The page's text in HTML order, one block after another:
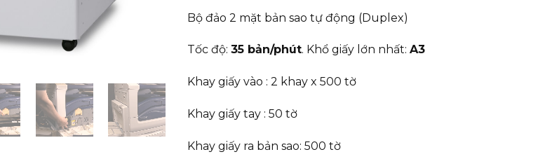
Bộ đảo 2 mặt bản sao tự động (Duplex)
Tốc độ: 35 bản/phút. Khổ giấy lớn nhất: A3
Khay giấy vào : 2 khay x 500 tờ
Khay giấy tay : 50 tờ
Khay giấy ra bản sao: 500 tờ